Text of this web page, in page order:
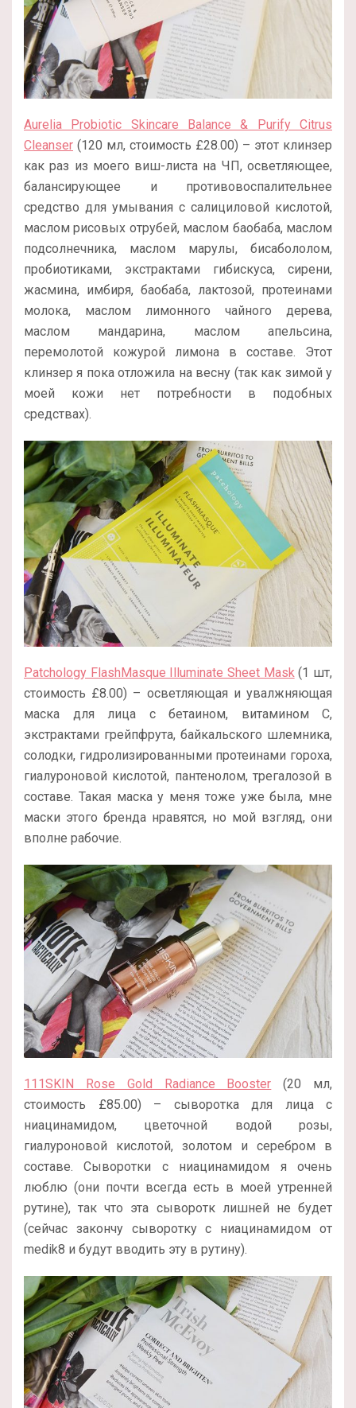
Aurelia Probiotic Skincare Balance & Purify Citrus
Cleanser (120 мл, стоимость £28.00) – этот клинзер
как раз из моего виш-листа на ЧП, осветляющее,
балансирующее и противовоспалительнее
средство для умывания с салициловой кислотой,
маслом рисовых отрубей, маслом баобаба, маслом
подсолнечника, маслом марулы, бисабололом,
пробиотиками, экстрактами гибискуса, сирени,
жасмина, имбиря, баобаба, лактозой, протеинами
молока, маслом лимонного чайного дерева,
маслом мандарина, маслом апельсина,
перемолотой кожурой лимона в составе. Этот
клинзер я пока отложила на весну (так как зимой у
моей кожи нет потребности в подобных
средствах).
Patchology FlashMasque Illuminate Sheet Mask (1 шт,
стоимость £8.00) – осветляющая и увалжняющая
маска для лица с бетаином, витамином С,
экстрактами грейпфрута, байкальского шлемника,
солодки, гидролизированными протеинами гороха,
гиалуроновой кислотой, пантенолом, трегалозой в
составе. Такая маска у меня тоже уже была, мне
маски этого бренда нравятся, но мой взгляд, они
вполне рабочие.
111SKIN Rose Gold Radiance Booster (20 мл,
стоимость £85.00) – сыворотка для лица с
ниацинамидом, цветочной водой розы,
гиалуроновой кислотой, золотом и серебром в
составе. Сыворотки с ниацинамидом я очень
люблю (они почти всегда есть в моей утренней
рутине), так что эта сыворотк лишней не будет
(сейчас закончу сыворотку с ниацинамидом от
medik8 и будут вводить эту в рутину).